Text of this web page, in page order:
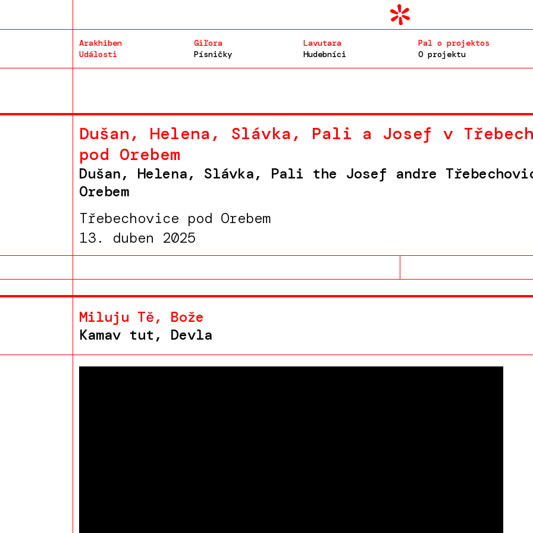
Arakhiben
Události
Giľora
Písničky
Lavutara
Hudebníci
Pal o projektos
O projektu
Dušan, Helena, Slávka, Pali a Josef v
pod Orebem
Dušan, Helena, Slávka, Pali the Josef andre
Orebem
Třebechovice pod Orebem
13. duben 2025
Miluju Tě, Bože
Kamav tut, Devla